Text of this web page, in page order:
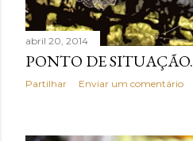
abril 20, 2014
PONTO DE SITUAÇÃO.
Partilhar Enviar um comentário